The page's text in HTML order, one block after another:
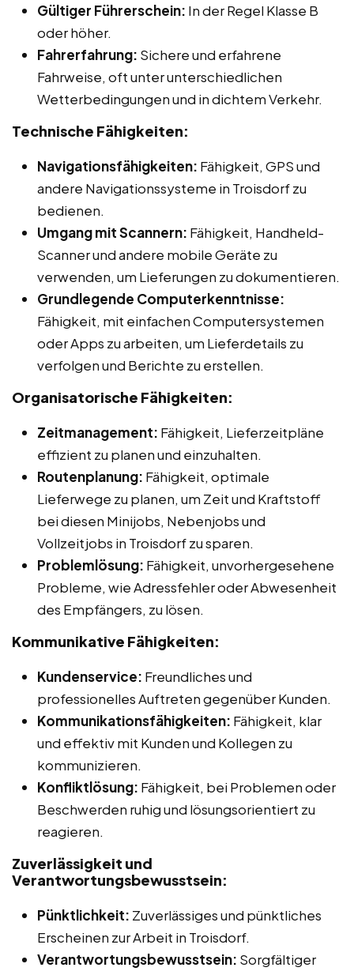
Gültiger Führerschein: In der Regel Klasse B
oder höher.
Fahrerfahrung: Sichere und erfahrene
Fahrweise, oft unter unterschiedlichen
Wetterbedingungen und in dichtem Verkehr.
Technische Fähigkeiten:
Navigationsfähigkeiten: Fähigkeit, GPS und
andere Navigationssysteme in Troisdorf zu
bedienen.
Umgang mit Scannern: Fähigkeit, Handheld-
Scanner und andere mobile Geräte zu
verwenden, um Lieferungen zu dokumentieren.
Grundlegende Computerkenntnisse:
Fähigkeit, mit einfachen Computersystemen
oder Apps zu arbeiten, um Lieferdetails zu
verfolgen und Berichte zu erstellen.
Organisatorische Fähigkeiten:
Zeitmanagement: Fähigkeit, Lieferzeitpläne
effizient zu planen und einzuhalten.
Routenplanung: Fähigkeit, optimale
Lieferwege zu planen, um Zeit und Kraftstoff
bei diesen Minijobs, Nebenjobs und
Vollzeitjobs in Troisdorf zu sparen.
Problemlösung: Fähigkeit, unvorhergesehene
Probleme, wie Adressfehler oder Abwesenheit
des Empfängers, zu lösen.
Kommunikative Fähigkeiten:
Kundenservice: Freundliches und
professionelles Auftreten gegenüber Kunden.
Kommunikationsfähigkeiten: Fähigkeit, klar
und effektiv mit Kunden und Kollegen zu
kommunizieren.
Konfliktlösung: Fähigkeit, bei Problemen oder
Beschwerden ruhig und lösungsorientiert zu
reagieren.
Zuverlässigkeit und
Verantwortungsbewusstsein:
Pünktlichkeit: Zuverlässiges und pünktliches
Erscheinen zur Arbeit in Troisdorf.
Verantwortungsbewusstsein: Sorgfältiger